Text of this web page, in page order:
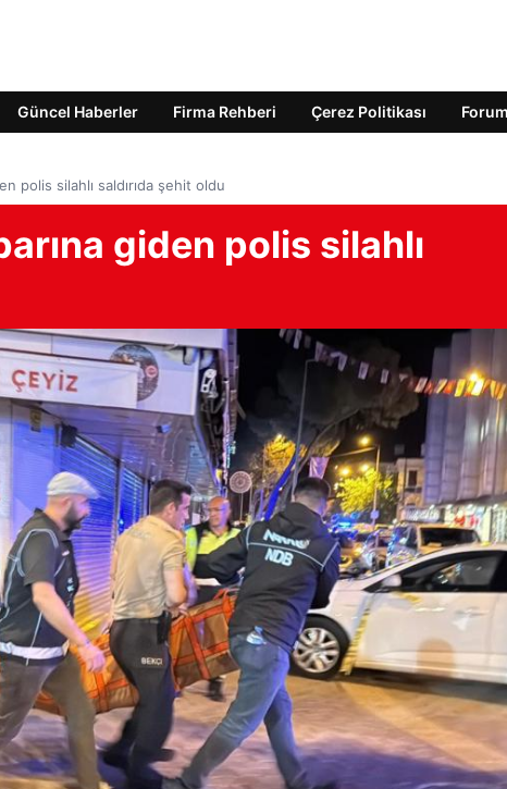
Güncel Haberler Firma Rehberi Çerez Politikası Forum
polis silahlı saldırıda şehit oldu
giden polis silahlı